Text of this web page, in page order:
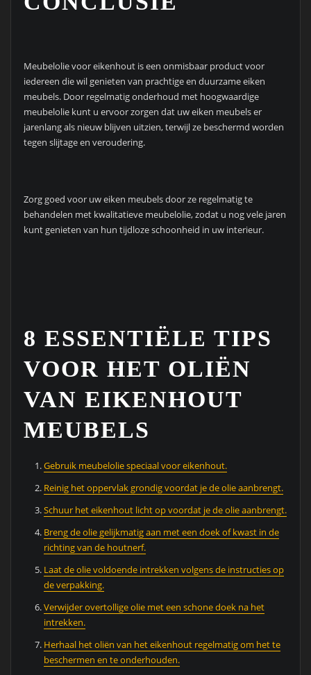
Meubelolie voor eikenhout is een onmisbaar product voor
iedereen die wil genieten van prachtige en duurzame eiken
meubels. Door regelmatig onderhoud met hoogwaardige
meubelolie kunt u ervoor zorgen dat uw eiken meubels er
jarenlang als nieuw blijven uitzien, terwijl ze beschermd worden
tegen slijtage en veroudering.
Zorg goed voor uw eiken meubels door ze regelmatig te
behandelen met kwalitatieve meubelolie, zodat u nog vele jaren
kunt genieten van hun tijdloze schoonheid in uw interieur.
8 ESSENTIËLE TIPS
VOOR HET OLIËN
VAN EIKENHOUT
MEUBELS
Gebruik meubelolie speciaal voor eikenhout.
Reinig het oppervlak grondig voordat je de olie aanbrengt.
Schuur het eikenhout licht op voordat je de olie aanbrengt.
Breng de olie gelijkmatig aan met een doek of kwast in de
richting van de houtnerf.
Laat de olie voldoende intrekken volgens de instructies op
de verpakking.
Verwijder overtollige olie met een schone doek na het
intrekken.
Herhaal het oliën van het eikenhout regelmatig om het te
beschermen en te onderhouden.